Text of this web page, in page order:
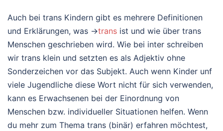
Auch bei trans Kindern gibt es mehrere Definitionen
und Erklärungen, was →trans ist und wie über trans
Menschen geschrieben wird. Wie bei inter schreiben
wir trans klein und setzten es als Adjektiv ohne
Sonderzeichen vor das Subjekt. Auch wenn Kinder unf
viele Jugendliche diese Wort nicht für sich verwenden,
kann es Erwachsenen bei der Einordnung von
Menschen bzw. individueller Situationen helfen. Wenn
du mehr zum Thema trans (binär) erfahren möchtest,